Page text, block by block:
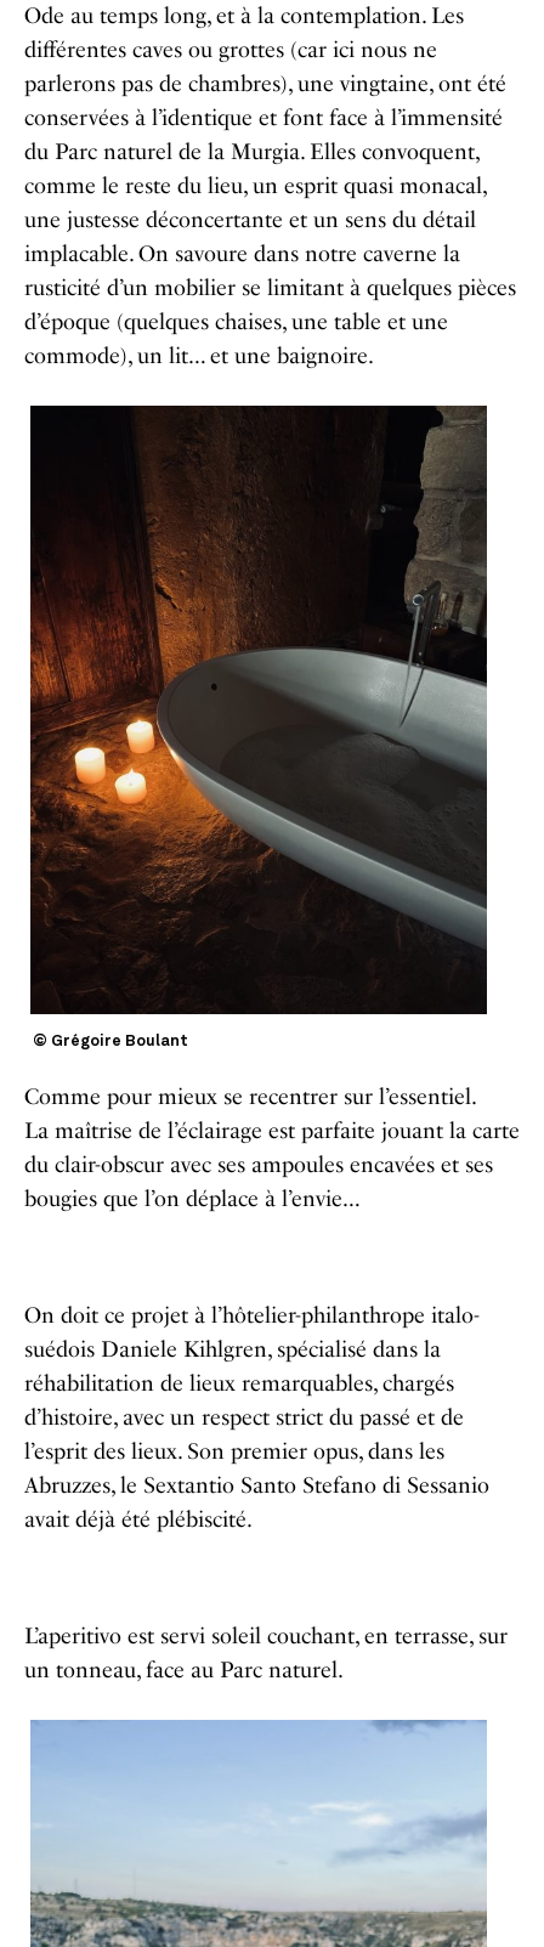
Ode au temps long, et à la contemplation. Les
différentes caves ou grottes (car ici nous ne
parlerons pas de chambres), une vingtaine, ont été
conservées à l’identique et font face à l’immensité
du Parc naturel de la Murgia.Elles convoquent,
comme le reste du lieu, un esprit quasi monacal,
une justesse déconcertante et un sens du détail
implacable. On savoure dans notre caverne la
rusticité d’un mobilier se limitant à quelques pièces
d’époque (quelques chaises, une table et une
commode), un lit… et une baignoire.
© Grégoire Boulant
Comme pour mieux se recentrer sur l’essentiel.
La maîtrise de l’éclairage est parfaite jouant la carte
du clair-obscur avec ses ampoules encavées et ses
bougies que l’on déplace à l’envie…
On doit ce projet à l’hôtelier-philanthrope italo-
suédois Daniele Kihlgren, spécialisé dans la
réhabilitation de lieux remarquables, chargés
d’histoire, avec un respect strict du passé et de
l’esprit des lieux. Son premier opus, dans les
Abruzzes, le Sextantio Santo Stefano di Sessanio
avait déjà été plébiscité.
L’aperitivo est servi soleil couchant, en terrasse, sur
un tonneau, face au Parc naturel.